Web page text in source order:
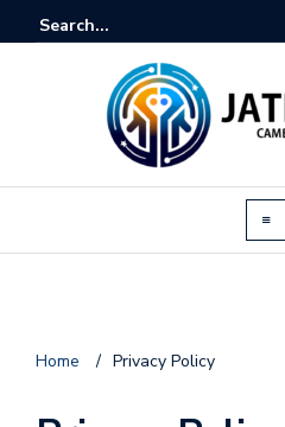
Home / Privacy Policy